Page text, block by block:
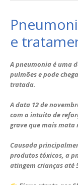
e
A pneumonia é uma
pulmões e pode
tratada.
A data 12 de
com o intuito de
grave que mais mata
Causada
produtos tóxicos, a
atingem crianças até